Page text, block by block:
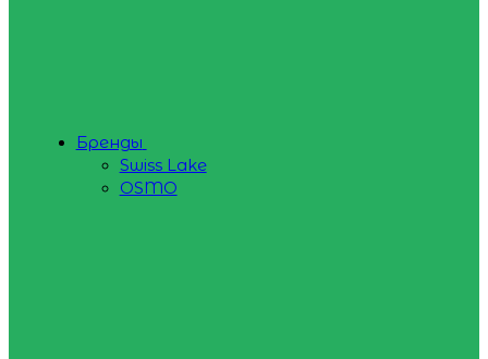
Бренды
Swiss Lake
OSMO